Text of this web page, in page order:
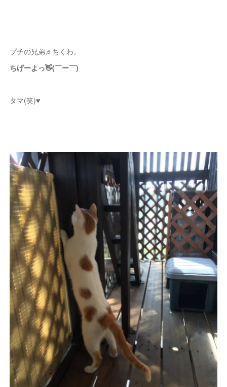
プチの兄弟♬ちくわ。
ちげーよっ👋(￣ー￣)
タマ(笑)♥